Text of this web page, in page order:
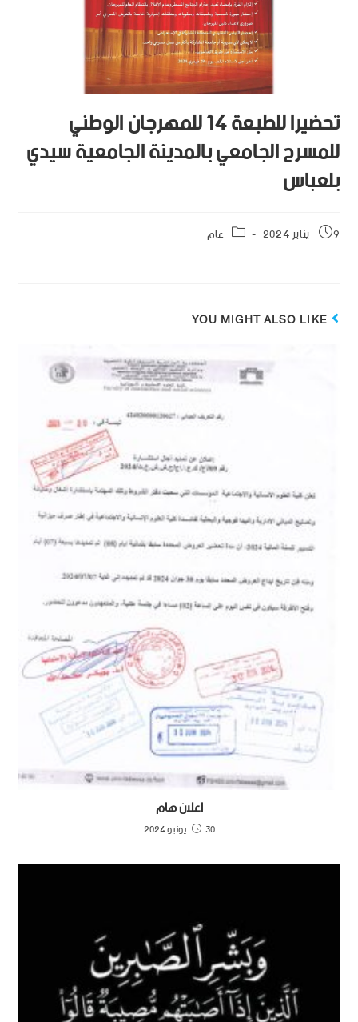
تحضيرا للطبعة 14 للمهرجان الوطني
للمسرح الجامعي بالمدينة الجامعية سيدي
بلعباس
9 يناير 2024 عام
YOU MIGHT ALSO LIKE
اعلان هام
30 يونيو 2024